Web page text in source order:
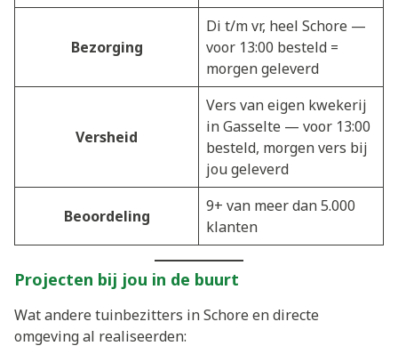
Bezorging
Di t/m vr, heel Schore —
voor 13:00 besteld =
morgen geleverd
Versheid
Vers van eigen kwekerij
in Gasselte — voor 13:00
besteld, morgen vers bij
jou geleverd
Beoordeling
9+ van meer dan 5.000
klanten
Projecten bij jou in de buurt
Wat andere tuinbezitters in Schore en directe
omgeving al realiseerden: